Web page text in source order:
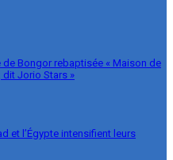
de Bongor rebaptisée « Maison de
dit Jorio Stars »
et l’Égypte intensifient leurs